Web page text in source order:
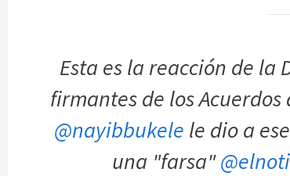
Esta es la reacción de la
firmantes de los
@nayibbukele le dio a
una "farsa"